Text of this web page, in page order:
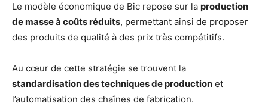
Le modèle économique de Bic repose sur la production
de masse à coûts réduits, permettant ainsi de proposer
des produits de qualité à des prix très compétitifs.
Au cœur de cette stratégie se trouvent la
standardisation des techniques de production et
l’automatisation des chaînes de fabrication.